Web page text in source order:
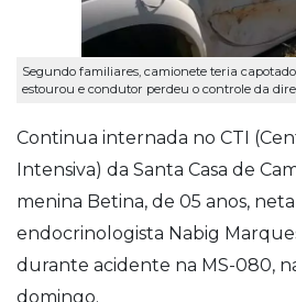
Segundo familiares, camionete teria
estourou e condutor perdeu o controle da
Continua internada no CTI
Intensiva) da Santa Casa de
menina Betina, de 05 anos,
endocrinologista Nabig
durante acidente na MS-080,
domingo.